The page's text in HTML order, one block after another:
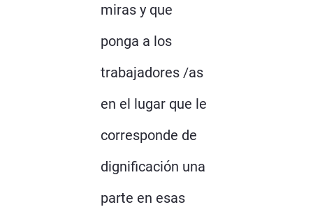
miras y que
ponga a los
trabajadores /as
en el lugar que le
corresponde de
dignificación una
parte en esas